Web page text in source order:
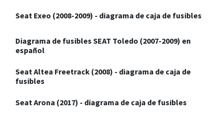
Seat Exeo (2008-2009) - diagrama de caja de fusibles
Diagrama de fusibles SEAT Toledo (2007-2009) en
español
Seat Altea Freetrack (2008) - diagrama de caja de
fusibles
Seat Arona (2017) - diagrama de caja de fusibles